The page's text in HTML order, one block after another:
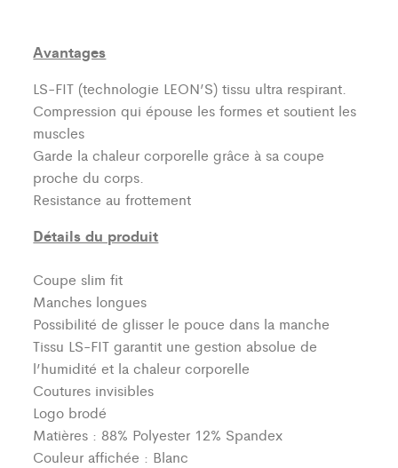
Avantages
LS-FIT (technologie LEON’S)tissu ultra respirant.
Compression qui épouse les formes et soutient les
muscles
Garde la chaleur corporelle grâce à sa coupe
proche du corps.
Resistance au frottement
Détails du produit
Coupe slim fit
Manches longues
Possibilité de glisser le pouce dans la manche
Tissu LS-FIT garantit une gestion absolue de
l’humidité et la chaleur corporelle
Coutures invisibles
Logo brodé
Matières : 88% Polyester 12% Spandex
Couleur affichée : Blanc